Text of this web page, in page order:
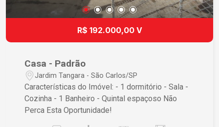
entretenimento, esta residência está pronta para
vivencie cada detalhe que este maravilhoso lar
tem a oferecer!
R$ 192.000,00 V
Casa - Padrão
Jardim Tangara - São Carlos/SP
Características do Imóvel: - 1 dormitório - Sala -
Cozinha - 1 Banheiro - Quintal espaçoso Não
Perca Esta Oportunidade!